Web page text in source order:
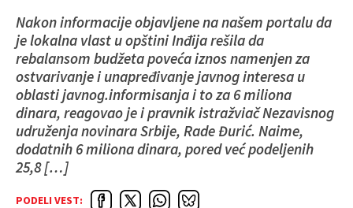
Nakon informacije objavljene na našem portalu da
je lokalna vlast u opštini Inđija rešila da
rebalansom budžeta poveća iznos namenjen za
ostvarivanje i unapređivanje javnog interesa u
oblasti javnog.informisanja i to za 6 miliona
dinara, reagovao je i pravnik istražviač Nezavisnog
udruženja novinara Srbije, Rade Đurić. Naime,
dodatnih 6 miliona dinara, pored već podeljenih
25,8 […]
PODELI VEST: